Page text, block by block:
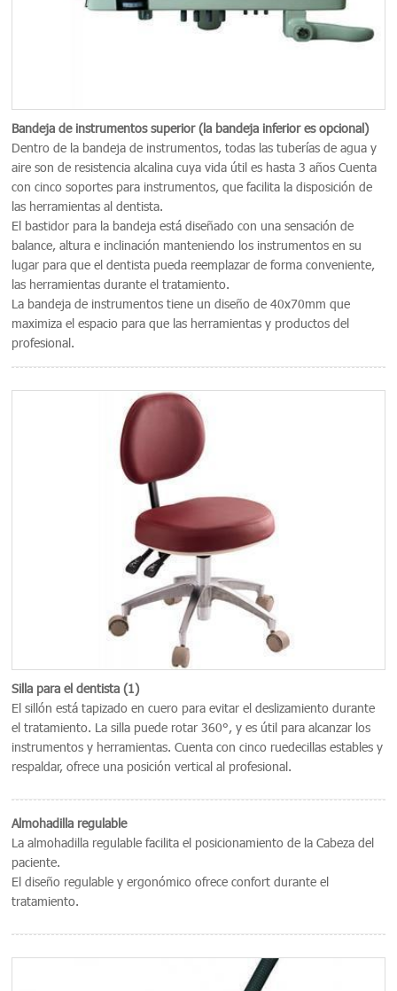
Bandeja de instrumentos superior (la bandeja inferior es opcional)
Dentro de la bandeja de instrumentos, todas las tuberías de agua y
aire son de resistencia alcalina cuya vida útil es hasta 3 años Cuenta
con cinco soportes para instrumentos, que facilita la disposición de
las herramientas al dentista.
El bastidor para la bandeja está diseñado con una sensación de
balance, altura e inclinación manteniendo los instrumentos en su
lugar para que el dentista pueda reemplazar de forma conveniente,
las herramientas durante el tratamiento.
La bandeja de instrumentos tiene un diseño de 40x70mm que
maximiza el espacio para que las herramientas y productos del
profesional.
Silla para el dentista (1)
El sillón está tapizado en cuero para evitar el deslizamiento durante
el tratamiento. La silla puede rotar 360°, y es útil para alcanzar los
instrumentos y herramientas. Cuenta con cinco ruedecillas estables y
respaldar, ofrece una posición vertical al profesional.
Almohadilla regulable
La almohadilla regulable facilita el posicionamiento de la Cabeza del
paciente.
El diseño regulable y ergonómico ofrece confort durante el
tratamiento.